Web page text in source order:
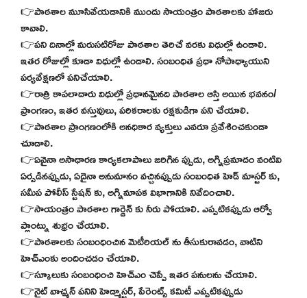
👉పాఠశాల మూసివేయడానికి ముందు సాయంత్రం పాఠశాలకు హాజరు
కావాలి.
👉పని దినాల్లో మరుసటిరోజు పాఠశాల తెరిచే వరకు విధుల్లో ఉండాలి.
ఇతర రోజుల్లో కూడా విధుల్లో ఉండాలి. సంబంధిత ప్రధా నోపాధ్యాయుని
పర్యవేక్షణలో పనిచేయాలి.
👉రాత్రి కాపలాదారు విధుల్లో ప్రధానమైనది పాఠశాల ఆస్తి అయిన భవనం/
ప్రాంగణం, ఇతర వస్తువులు, పరికరాలకు రక్షకుడిగా పని చేయాలి.
👉పాఠశాల ప్రాంగణంలోకి అనధికార వ్యక్తులు ఎవరూ ప్రవేశించకుండా
చూడాలి.
👉ఏవైనా అసాధారణ కార్యకలాపాలు జరిగిన ప్పుడు, అగ్నిప్రమాదం వంటివి
ఏర్పడినప్పుడు, ఏదైనా అనుమానం వచ్చినప్పుడు సంబంధిత హెడ్ మాస్టర్ కు,
సమీప పోలీస్ స్టేషన్ కు, అగ్నిమాపక విభాగానికి నివేదించాలి.
👉సాయంత్రం పాఠశాల గార్డెన్ కు నీరు పోయాలి. ఎప్పటికప్పుడు ఆర్వో
ప్లాంట్ను శుభ్రం చేయాలి.
👉పాఠశాలకు సంబంధించిన మెటీరియల్ ను తీసుకురావడం, వాటిని
హెచ్ఎంకు అందించడం చేయాలి.
👉స్కూలుకు సంబంధించి హెచ్ఎం చెప్పే ఇతర పనులను చేయాలి.
👉నైట్ వాచ్మన్ పనిని హెడ్మాస్టర్, పేరెంట్స్ కమిటీ ఎప్పటికప్పుడు